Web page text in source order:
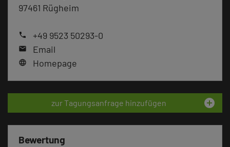
97461 Rügheim
phone +49 9523 50293-0
mail Email
language Homepage
zur Tagungsanfrage hinzufügen add_circle
Bewertung